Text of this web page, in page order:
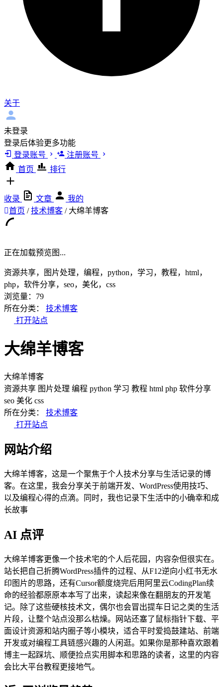
关于
未登录
登录后体验更多功能
登录账号
注册账号
首页
排行
收录 文章
我的
首页 / 技术博客 / 大绵羊博客
正在加载预览图...
资源共享，图片处理，编程，python，学习，教程，html，
php，软件分享，seo，美化，css
浏览量：79
所在分类：
技术博客
打开站点
大绵羊博客
大绵羊博客
资源共享 图片处理 编程 python 学习 教程 html php 软件分享
seo 美化 css
所在分类：
技术博客
打开站点
网站介绍
大绵羊博客，这是一个聚焦于个人技术分享与生活记录的博
客。在这里，我会分享关于前端开发、WordPress使用技巧、
以及编程心得的点滴。同时，我也记录下生活中的小确幸和成
长故事
AI 点评
大绵羊博客更像一个技术宅的个人后花园，内容杂但很实在。
站长把自己折腾WordPress插件的过程、从F12逆向小红书无水
印图片的思路，还有Cursor额度烧完后用阿里云CodingPlan续
命的经验都原原本本写了出来，读起来像在翻朋友的开发笔
记。除了这些硬核技术文，偶尔也会冒出提车日记之类的生活
片段，让整个站点没那么枯燥。网站还塞了鼠标指针下载、平
面设计资源和站内圈子等小模块，适合平时爱捣鼓建站、前端
开发或对编程工具链感兴趣的人闲逛。如果你是那种喜欢跟着
博主一起踩坑、顺便捡点实用脚本和思路的读者，这里的内容
会比大平台教程更接地气。